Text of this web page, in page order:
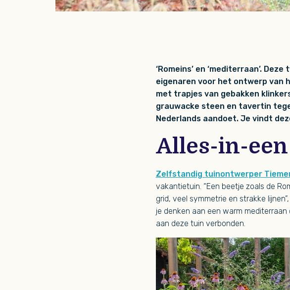
‘Romeins’ en ‘mediterraan’.
eigenaren voor het ontwerp van
met trapjes van gebakken
grauwacke steen en tavertin
Nederlands aandoet. Je vindt
Alles-in-
Zelfstandig tuinontwerper
vakantietuin. “Een beetje zoals de
grid, veel symmetrie en strakke
je denken aan een warm
aan deze tuin verbonden.